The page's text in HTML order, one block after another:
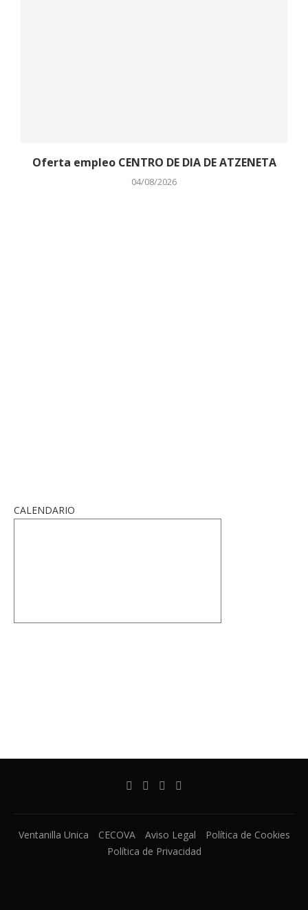
Oferta empleo CENTRO DE DIA DE ATZENETA
04/08/2026
CALENDARIO
Ventanilla Unica CECOVA Aviso Legal
Política de Cookies
Política de Privacidad